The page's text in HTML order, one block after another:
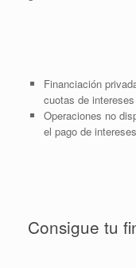
Financiación
cuotas de
Operaciones no
el pago de
Consigue tu